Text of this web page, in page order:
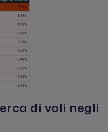
di voli negli